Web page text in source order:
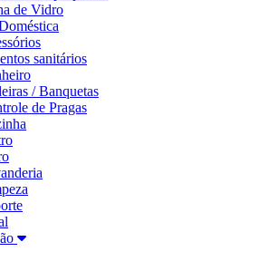
de Vidro
sanitários
/ Banquetas
de Pragas